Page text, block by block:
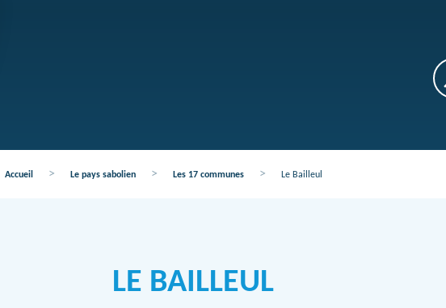
Accueil > Le pays sabolien > Les 17 communes > Le Bailleul
LE BAILLEUL